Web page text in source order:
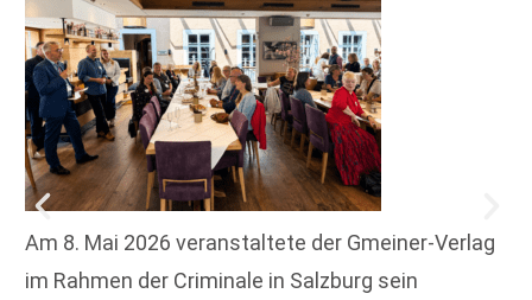
Am 8. Mai 2026 veranstaltete der Gmeiner-Verlag
im Rahmen der Criminale in Salzburg sein